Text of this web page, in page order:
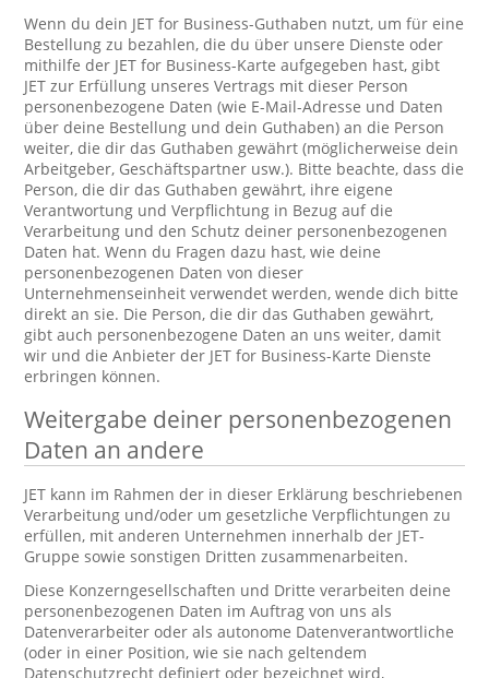
Wenn du dein JET for Business-Guthaben nutzt, um für eine
Bestellung zu bezahlen, die du über unsere Dienste oder
mithilfe der JET for Business-Karte aufgegeben hast, gibt
JET zur Erfüllung unseres Vertrags mit dieser Person
personenbezogene Daten (wie E-Mail-Adresse und Daten
über deine Bestellung und dein Guthaben) an die Person
weiter, die dir das Guthaben gewährt (möglicherweise dein
Arbeitgeber, Geschäftspartner usw.). Bitte beachte, dass die
Person, die dir das Guthaben gewährt, ihre eigene
Verantwortung und Verpflichtung in Bezug auf die
Verarbeitung und den Schutz deiner personenbezogenen
Daten hat. Wenn du Fragen dazu hast, wie deine
personenbezogenen Daten von dieser
Unternehmenseinheit verwendet werden, wende dich bitte
direkt an sie. Die Person, die dir das Guthaben gewährt,
gibt auch personenbezogene Daten an uns weiter, damit
wir und die Anbieter der JET for Business-Karte Dienste
erbringen können.
Weitergabe deiner personenbezogenen
Daten an andere
JET kann im Rahmen der in dieser Erklärung beschriebenen
Verarbeitung und/oder um gesetzliche Verpflichtungen zu
erfüllen, mit anderen Unternehmen innerhalb der JET-
Gruppe sowie sonstigen Dritten zusammenarbeiten.
Diese Konzerngesellschaften und Dritte verarbeiten deine
personenbezogenen Daten im Auftrag von uns als
Datenverarbeiter oder als autonome Datenverantwortliche
(oder in einer Position, wie sie nach geltendem
Datenschutzrecht definiert oder bezeichnet wird,